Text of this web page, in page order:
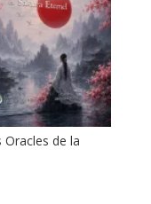
de la